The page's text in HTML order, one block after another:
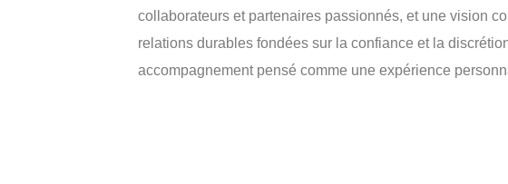
collaborateurs et partenaires passionnés, et une vision
relations durables fondées sur la confiance et la
accompagnement pensé comme une expérience